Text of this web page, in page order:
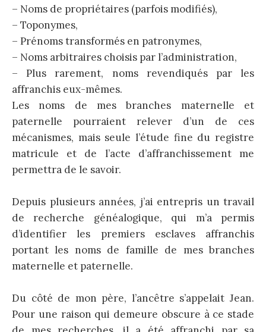
– Noms de propriétaires (parfois modifiés),
– Toponymes,
– Prénoms transformés en patronymes,
– Noms arbitraires choisis par l’administration,
– Plus rarement, noms revendiqués par les
affranchis eux-mêmes.
Les noms de mes branches maternelle et
paternelle pourraient relever d’un de ces
mécanismes, mais seule l’étude fine du registre
matricule et de l’acte d’affranchissement me
permettra de le savoir.
Depuis plusieurs années, j’ai entrepris un travail
de recherche généalogique, qui m’a permis
d’identifier les premiers esclaves affranchis
portant les noms de famille de mes branches
maternelle et paternelle.
Du côté de mon père, l’ancêtre s’appelait Jean.
Pour une raison qui demeure obscure à ce stade